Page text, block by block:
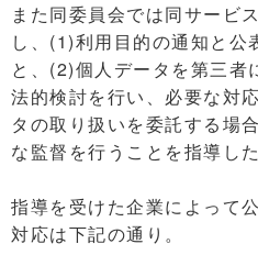
また同委員会では同サービ
し、(1)利用目的の通知と公
と、(2)個人データを第三者
法的検討を行い、必要な対
タの取り扱いを委託する場
な監督を行うことを指導した
指導を受けた企業によって
対応は下記の通り。